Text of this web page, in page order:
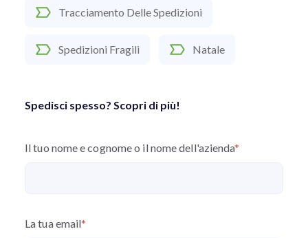
Tracciamento Delle Spedizioni
Spedizioni Fragili Natale
Spedisci spesso? Scopri di più!
Il tuo nome e cognome o il nome dell'azienda*
La tua email*